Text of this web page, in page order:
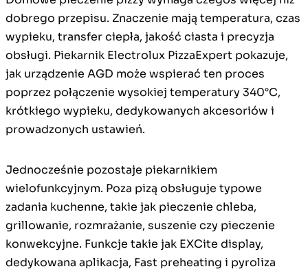
dobrego przepisu. Znaczenie mają temperatura, czas
wypieku, transfer ciepła, jakość ciasta i precyzja
obsługi. Piekarnik Electrolux PizzaExpert pokazuje,
jak urządzenie AGD może wspierać ten proces
poprzez połączenie wysokiej temperatury 340°C,
krótkiego wypieku, dedykowanych akcesoriów i
prowadzonych ustawień.
Jednocześnie pozostaje piekarnikiem
wielofunkcyjnym. Poza pizą obsługuje typowe
zadania kuchenne, takie jak pieczenie chleba,
grillowanie, rozmrażanie, suszenie czy pieczenie
konwekcyjne. Funkcje takie jak EXCite display,
dedykowana aplikacja, Fast preheating i pyroliza